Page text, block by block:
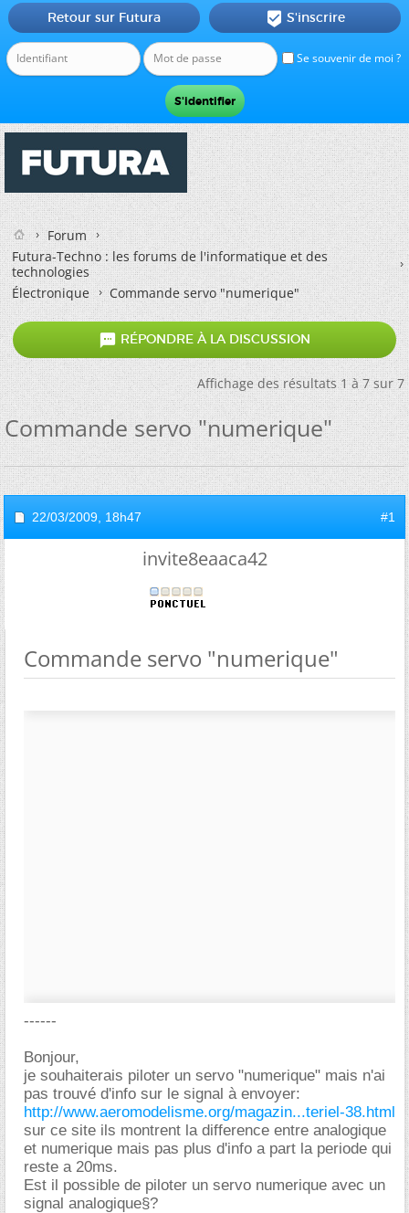
Se souvenir de moi ?
Retour sur Futura  S'inscrire
Forum
Futura-Techno : les forums de l'informatique et des
technologies
Électronique
Commande servo "numerique"
 RÉPONDRE À LA DISCUSSION
Affichage des résultats 1 à 7 sur 7
Commande servo "numerique"
22/03/2009, 18h47 #1
invite8eaaca42
Commande servo "numerique"
------
Bonjour,
je souhaiterais piloter un servo "numerique" mais n'ai
pas trouvé d'info sur le signal à envoyer:
http://www.aeromodelisme.org/magazin...teriel-38.html
sur ce site ils montrent la difference entre analogique
et numerique mais pas plus d'info a part la periode qui
reste a 20ms.
Est il possible de piloter un servo numerique avec un
signal analogique§?